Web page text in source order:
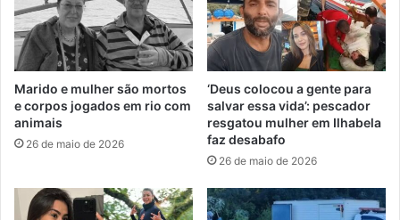
Marido e mulher são mortos
e corpos jogados em rio com
animais
26 de maio de 2026
‘Deus colocou a gente para
salvar essa vida’: pescador
resgatou mulher em Ilhabela
faz desabafo
26 de maio de 2026